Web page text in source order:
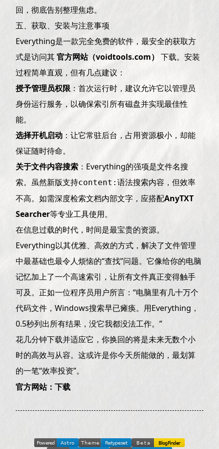
回，彻底告别整理焦虑。
五、获取、安装与注意事项
Everything是一款完全免费的软件，最安全的获取方
式是访问其官方网站（voidtools.com） 下载。安装
过程简单直观，但有几点建议：
授予管理员权限 ：首次运行时，建议允许它以管理员
身份运行服务，以确保索引所有磁盘并实现最佳性
能。
选择开机启动 ：让它常驻后台，占用资源极小，却能
保证随时待命。
关于文件内容搜索 ：Everything的强项是文件名搜
索。虽然新版支持content:语法搜索内容，但效率
不高。如需深度检索文档内部文字，应搭配AnyTXT
Searcher等专业工具使用。
在信息过载的时代，时间是最宝贵的资源。
Everything以其优雅、高效的方式，解决了文件管理
中最基础也最令人烦恼的“查找”问题。它像给你的电脑
记忆加上了一个高速索引，让所有文件真正变得触手
可及。正如一位程序员用户所言：“电脑里有几十万个
代码文件，Windows搜索早已瘫痪。用Everything，
0.5秒列出所有结果，没它我都没法工作。”
花几分钟下载并适应它，你换回的将是未来无数个小
时的高效与从容。这或许是你今天所能做的，最划算
的一笔“效率投资”。
官方网站：下载